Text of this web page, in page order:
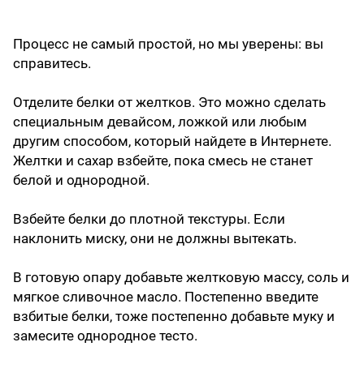
Процесс не самый простой, но мы уверены: вы
справитесь.
Отделите белки от желтков. Это можно сделать
специальным девайсом, ложкой или любым
другим способом, который найдете в Интернете.
Желтки и сахар взбейте, пока смесь не станет
белой и однородной.
Взбейте белки до плотной текстуры. Если
наклонить миску, они не должны вытекать.
В готовую опару добавьте желтковую массу, соль и
мягкое сливочное масло. Постепенно введите
взбитые белки, тоже постепенно добавьте муку и
замесите однородное тесто.